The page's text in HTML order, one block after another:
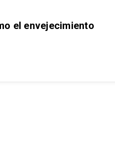
el envejecimiento